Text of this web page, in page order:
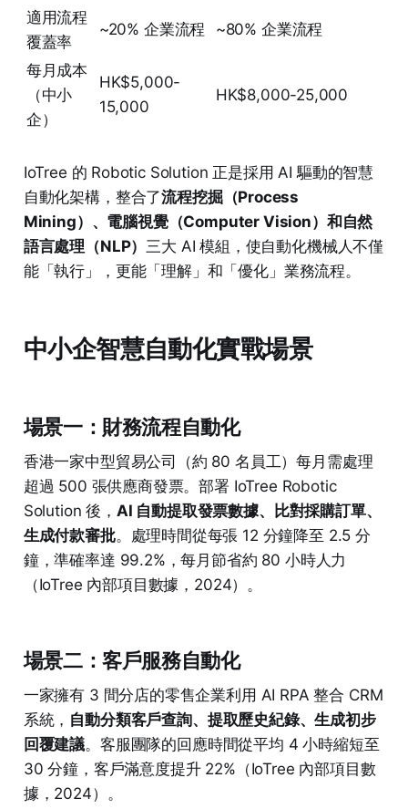
適用流程
覆蓋率
~20% 企業流程 ~80% 企業流程
每月成本
（中小
企）
HK$5,000-
15,000
HK$8,000-25,000
IoTree 的 Robotic Solution 正是採用 AI 驅動的智慧
自動化架構，整合了流程挖掘（Process
Mining）、電腦視覺（Computer Vision）和自然
語言處理（NLP）三大 AI 模組，使自動化機械人不僅
能「執行」，更能「理解」和「優化」業務流程。
中小企智慧自動化實戰場景
場景一：財務流程自動化
香港一家中型貿易公司（約 80 名員工）每月需處理
超過 500 張供應商發票。部署 IoTree Robotic
Solution 後， AI 自動提取發票數據、比對採購訂單、
生成付款審批。處理時間從每張 12 分鐘降至 2.5 分
鐘，準確率達 99.2%，每月節省約 80 小時人力
（IoTree 內部項目數據，2024）。
場景二：客戶服務自動化
一家擁有 3 間分店的零售企業利用 AI RPA 整合 CRM
系統， 自動分類客戶查詢、提取歷史紀錄、生成初步
回覆建議。客服團隊的回應時間從平均 4 小時縮短至
30 分鐘，客戶滿意度提升 22%（IoTree 內部項目數
據，2024）。